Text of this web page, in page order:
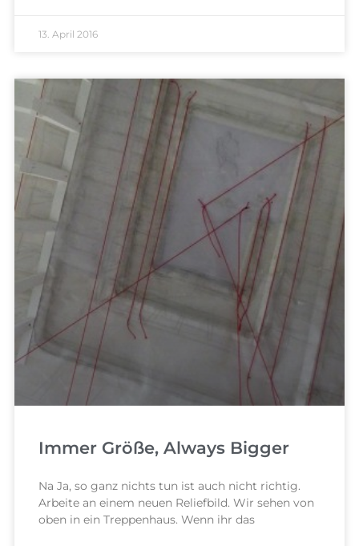
13. April 2016
Immer Größe, Always Bigger
Na Ja, so ganz nichts tun ist auch nicht richtig.
Arbeite an einem neuen Reliefbild. Wir sehen von
oben in ein Treppenhaus. Wenn ihr das